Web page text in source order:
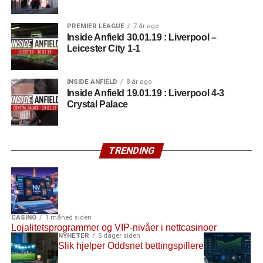
pic.twitter.com/VUTQd7tfkC
— Nick Harris
(@sportingintel)
2019
pund. I tillegg innkasserer klubbene ytterligere 1,18
millioner pund for hver kamp som sendes på TV utenom
dette. Premiepengene deles avhengig av
ligaplassering. Sisteplassen mottar 1,9 millioner pund, et
sum som stiger med samme beløp for hver posisjon man
slutter over bunn.
Nærmest Liverpool kommer Premier League-vinnerne fra
Manchester City med en forventet inntekt på 147,5
PREMIER LEAGUE 7 år ago
Inside Anfield 30.01.19 : Liverpool –
Leicester City 1-1
INSIDE ANFIELD 8 år ago
Inside Anfield 19.01.19 : Liverpool 4-3
Crystal Palace
TRENDING
CASINO 1 måned siden
Lojalitetsprogrammer og VIP-nivåer i nettcasinoer
NYHETER 5 dager siden
Slik hjelper Oddsnet bettingspillere